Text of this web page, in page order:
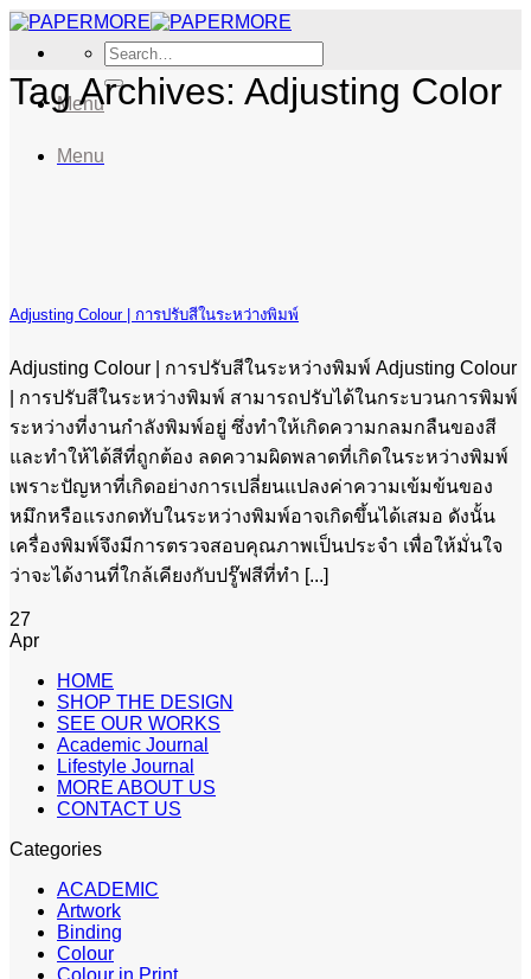
Skip
content
Search
for:
Menu
Menu
Tag Archives: Adjusting Color
Adjusting Colour | การปรับสีในระหว่างพิมพ์
Adjusting Colour | การปรับสีในระหว่างพิมพ์ Adjusting Colour
| การปรับสีในระหว่างพิมพ์ สามารถปรับได้ในกระบวนการพิมพ์
ระหว่างที่งานกำลังพิมพ์อยู่ ซึ่งทำให้เกิดความกลมกลืนของสี
และทำให้ได้สีที่ถูกต้อง ลดความผิดพลาดที่เกิดในระหว่างพิมพ์
เพราะปัญหาที่เกิดอย่างการเปลี่ยนแปลงค่าความเข้มข้นของ
หมึกหรือแรงกดทับในระหว่างพิมพ์อาจเกิดขึ้นได้เสมอ ดังนั้น
เครื่องพิมพ์จึงมีการตรวจสอบคุณภาพเป็นประจำ เพื่อให้มั่นใจ
ว่าจะได้งานที่ใกล้เคียงกับปรู๊ฟสีที่ทำ [...]
27
Apr
HOME
SHOP THE DESIGN
SEE OUR WORKS
Academic Journal
Lifestyle Journal
MORE ABOUT US
CONTACT US
Categories
ACADEMIC
Artwork
Binding
Colour
Colour in Print